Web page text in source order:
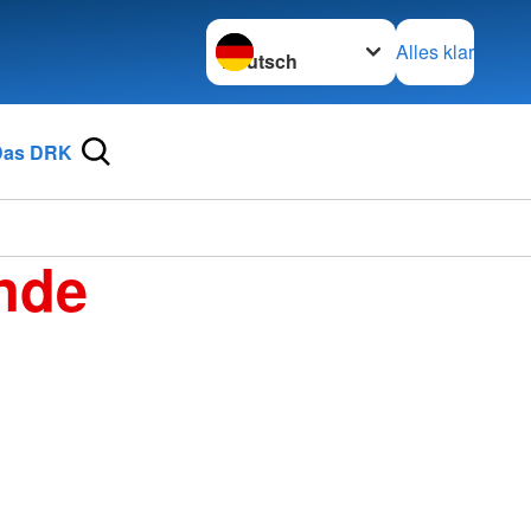
Sprache wechseln zu
Alles klar
DRK